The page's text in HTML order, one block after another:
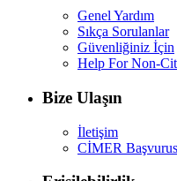
Genel Yardım
Sıkça Sorulanlar
Güvenliğiniz İçin
Help For Non-
Bize Ulaşın
İletişim
CİMER